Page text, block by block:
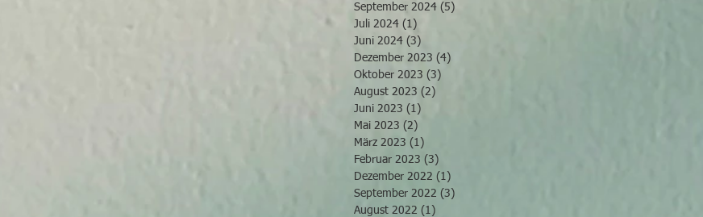
September 2024 (5)
Juli 2024 (1)
Juni 2024 (3)
Dezember 2023 (4)
Oktober 2023 (3)
August 2023 (2)
Juni 2023 (1)
Mai 2023 (2)
März 2023 (1)
Februar 2023 (3)
Dezember 2022 (1)
September 2022 (3)
August 2022 (1)